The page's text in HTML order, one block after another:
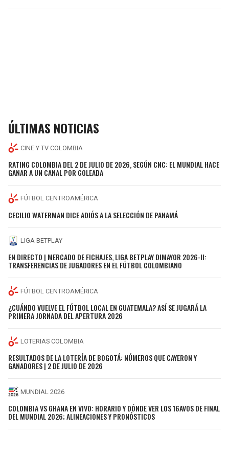
ÚLTIMAS NOTICIAS
CINE Y TV COLOMBIA
RATING COLOMBIA DEL 2 DE JULIO DE 2026, SEGÚN CNC: EL MUNDIAL HACE
GANAR A UN CANAL POR GOLEADA
FÚTBOL CENTROAMÉRICA
CECILIO WATERMAN DICE ADIÓS A LA SELECCIÓN DE PANAMÁ
LIGA BETPLAY
EN DIRECTO | MERCADO DE FICHAJES, LIGA BETPLAY DIMAYOR 2026-II:
TRANSFERENCIAS DE JUGADORES EN EL FÚTBOL COLOMBIANO
FÚTBOL CENTROAMÉRICA
¿CUÁNDO VUELVE EL FÚTBOL LOCAL EN GUATEMALA? ASÍ SE JUGARÁ LA
PRIMERA JORNADA DEL APERTURA 2026
LOTERIAS COLOMBIA
RESULTADOS DE LA LOTERÍA DE BOGOTÁ: NÚMEROS QUE CAYERON Y
GANADORES | 2 DE JULIO DE 2026
MUNDIAL 2026
COLOMBIA VS GHANA EN VIVO: HORARIO Y DÓNDE VER LOS 16AVOS DE FINAL
DEL MUNDIAL 2026; ALINEACIONES Y PRONÓSTICOS